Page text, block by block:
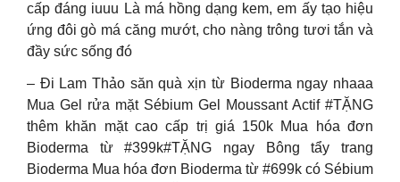
cấp đáng iuuu Là má hồng dạng kem, em ấy tạo hiệu
ứng đôi gò má căng mướt, cho nàng trông tươi tắn và
đầy sức sống đó
– Đi Lam Thảo săn quà xịn từ Bioderma ngay nhaaa
Mua Gel rửa mặt Sébium Gel Moussant Actif #TẶNG
thêm khăn mặt cao cấp trị giá 150k Mua hóa đơn
Bioderma từ #399k#TẶNG ngay Bông tẩy trang
Bioderma Mua hóa đơn Bioderma từ #699k có Sébium